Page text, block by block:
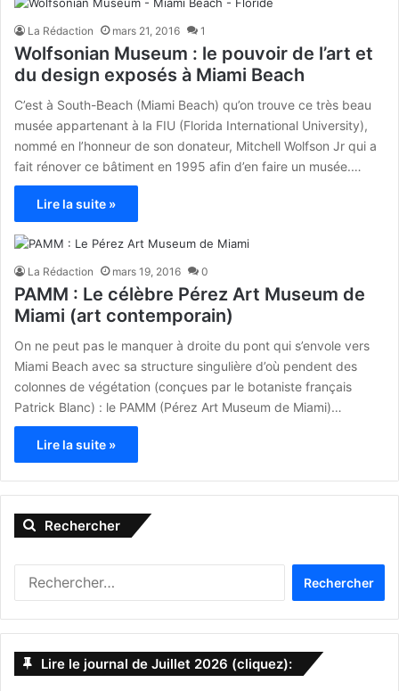
La Rédaction mars 21, 2016 1
Wolfsonian Museum : le pouvoir de l’art et
du design exposés à Miami Beach
C’est à South-Beach (Miami Beach) qu’on trouve ce très beau
musée appartenant à la FIU (Florida International University),
nommé en l’honneur de son donateur, Mitchell Wolfson Jr qui a
fait rénover ce bâtiment en 1995 afin d’en faire un musée.…
Lire la suite »
La Rédaction mars 19, 2016 0
PAMM : Le célèbre Pérez Art Museum de
Miami (art contemporain)
On ne peut pas le manquer à droite du pont qui s’envole vers
Miami Beach avec sa structure singulière d’où pendent des
colonnes de végétation (conçues par le botaniste français
Patrick Blanc) : le PAMM (Pérez Art Museum de Miami)…
Lire la suite »
Rechercher
r
Lire le journal de Juillet 2026 (cliquez):